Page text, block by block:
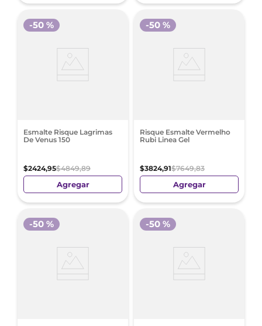
Esmalte Risque Lagrimas
De Venus 150
$2424,95$4849,89
-50 %
Agregar
Risque Esmalte Vermelho
Rubi Linea Gel
$3824,91$7649,83
-50 %
Agregar
-50 % -50 %